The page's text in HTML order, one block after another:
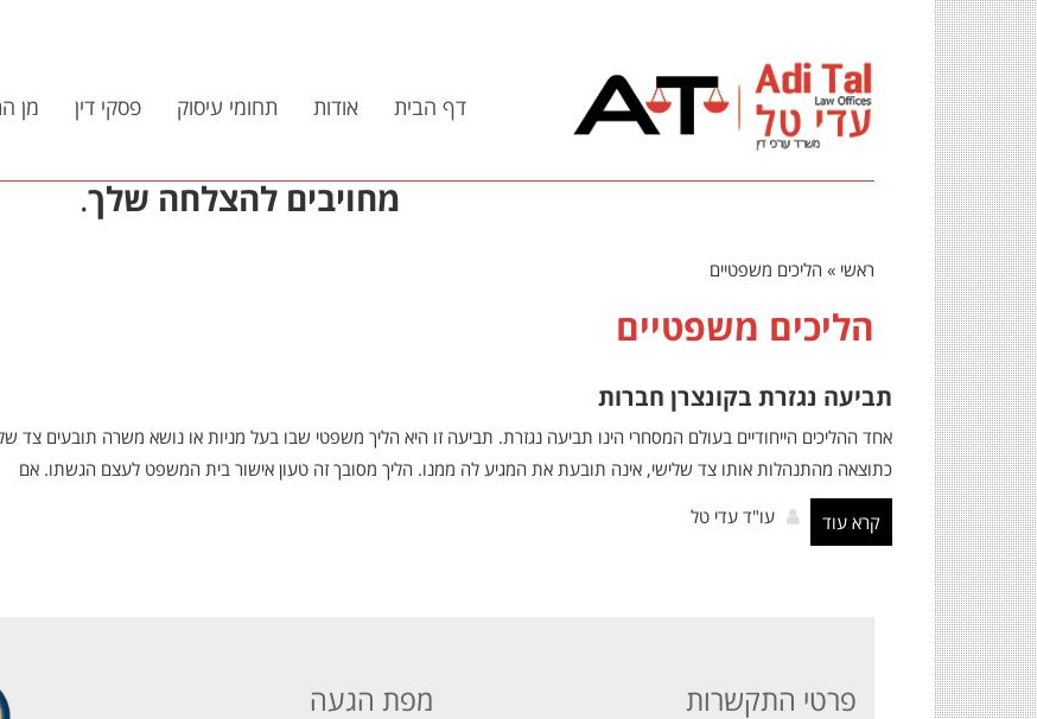
דף הבית אודות תחומי עיסוק פסקי דין מן
מחויבים להצלחה שלך.
ראשי » הליכים משפטיים
הליכים משפטיים
תביעה נגזרת בקונצרן חברות
אחד ההליכים הייחודיים בעולם המסחרי הינו תביעה נגזרת. תביעה זו היא הליך משפטי שבו בעל מניות או נושא משרה
כתוצאה מהתנהלות אותו צד שלישי, אינה תובעת את המגיע לה ממנו. הליך מסובך זה טעון אישור בית המשפט לעצם הגשתו. אם
עו"ד עדי טל
קרא עוד
פרטי התקשרות מפת הגעה